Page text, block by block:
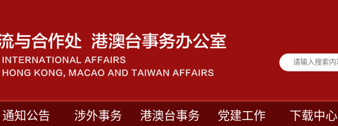
通知公告 涉外事务 港澳台事务 党建工作 下载中心